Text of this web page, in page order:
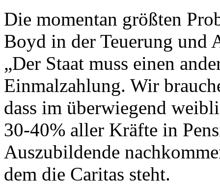
Die momentan größten
Boyd in der Teuerung und
„Der Staat muss einen
Einmalzahlung. Wir
dass im überwiegend
30-40% aller Kräfte in
Auszubildende
dem die Caritas steht.